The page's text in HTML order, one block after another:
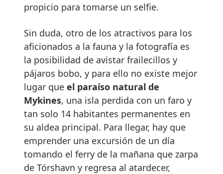
propicio para tomarse un selfie.
Sin duda, otro de los atractivos para los
aficionados a la fauna y la fotografía es
la posibilidad de avistar frailecillos y
pájaros bobo, y para ello no existe mejor
lugar que el paraíso natural de
Mykines, una isla perdida con un faro y
tan solo 14 habitantes permanentes en
su aldea principal. Para llegar, hay que
emprender una excursión de un día
tomando el ferry de la mañana que zarpa
de Tórshavn y regresa al atardecer,